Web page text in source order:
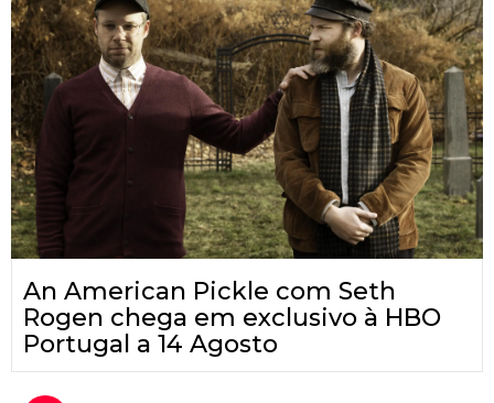
An American Pickle com Seth
Rogen chega em exclusivo à HBO
Portugal a 14 Agosto